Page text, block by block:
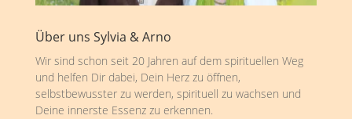
Über uns Sylvia & Arno
Wir sind schon seit 20 Jahren auf dem spirituellen Weg
und helfen Dir dabei, Dein Herz zu öffnen,
selbstbewusster zu werden, spirituell zu wachsen und
Deine innerste Essenz zu erkennen.